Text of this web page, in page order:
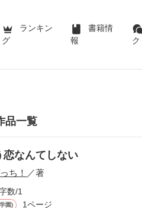
ランキン
グ
書籍情
報
ク
品一覧
恋なんてしない
ち！ ／著
数/1
園) 1ページ